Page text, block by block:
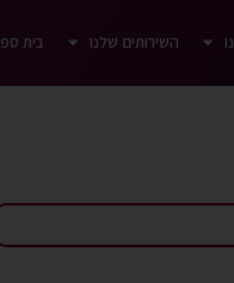
השירותים שלנו בית